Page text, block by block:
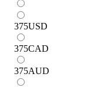
375USD
375CAD
375AUD